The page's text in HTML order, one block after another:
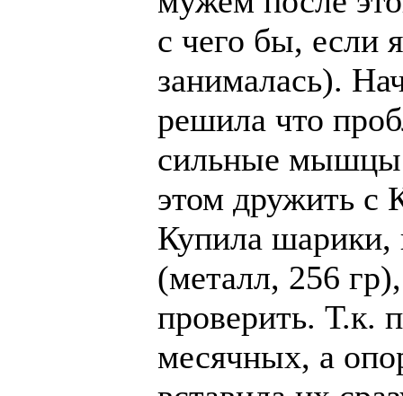
с чего бы, если
занималась).
решила что
сильные мышцы
этом дружить с
Купила шарики,
(металл, 256
проверить. Т.к.
месячных, а